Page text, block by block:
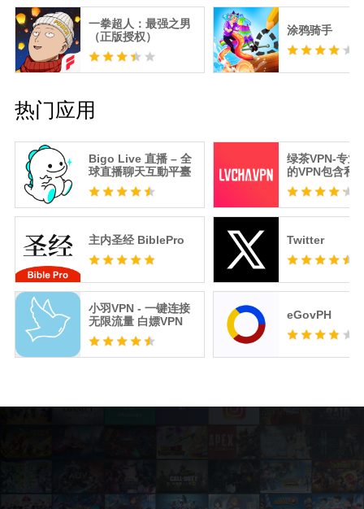
一拳超人：最强之男
（正版授权）
涂鸦骑手
热门应用
Bigo Live 直播 – 全
球直播聊天互動平臺
主内圣经 BiblePro
小羽VPN - 一键连接
无限流量 白嫖VPN
绿茶VPN-专业
的VPN包含私
器
Twitter
eGovPH